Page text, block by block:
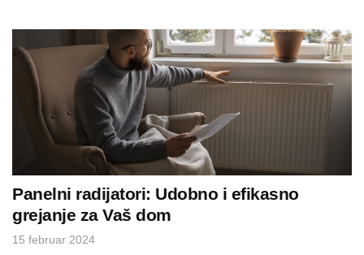
maksimalno iskoristiti ovo moderno rešenje. 1. Kako […]
Panelni radijatori: Udobno i efikasno
grejanje za Vaš dom
15 februar 2024